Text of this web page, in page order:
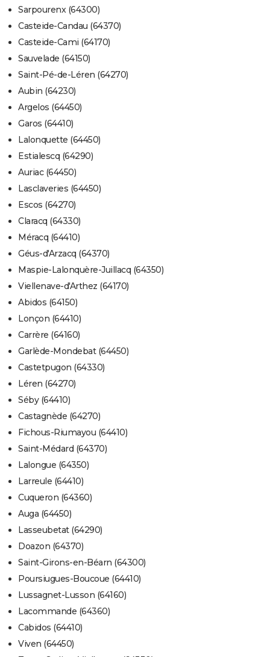
Sarpourenx (64300)
Casteide-Candau (64370)
Casteide-Cami (64170)
Sauvelade (64150)
Saint-Pé-de-Léren (64270)
Aubin (64230)
Argelos (64450)
Garos (64410)
Lalonquette (64450)
Estialescq (64290)
Auriac (64450)
Lasclaveries (64450)
Escos (64270)
Claracq (64330)
Méracq (64410)
Géus-d'Arzacq (64370)
Maspie-Lalonquère-Juillacq (64350)
Viellenave-d'Arthez (64170)
Abidos (64150)
Lonçon (64410)
Carrère (64160)
Garlède-Mondebat (64450)
Castetpugon (64330)
Léren (64270)
Séby (64410)
Castagnède (64270)
Fichous-Riumayou (64410)
Saint-Médard (64370)
Lalongue (64350)
Larreule (64410)
Cuqueron (64360)
Auga (64450)
Lasseubetat (64290)
Doazon (64370)
Saint-Girons-en-Béarn (64300)
Poursiugues-Boucoue (64410)
Lussagnet-Lusson (64160)
Lacommande (64360)
Cabidos (64410)
Viven (64450)